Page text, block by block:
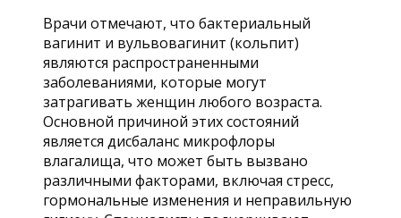
Врачи отмечают, что бактериальный
вагинит и вульвовагинит (кольпит)
являются распространенными
заболеваниями, которые могут
затрагивать женщин любого возраста.
Основной причиной этих состояний
является дисбаланс микрофлоры
влагалища, что может быть вызвано
различными факторами, включая стресс,
гормональные изменения и неправильную